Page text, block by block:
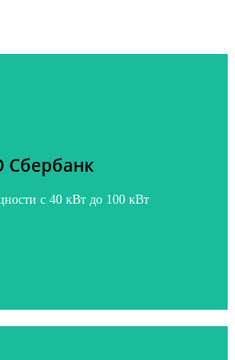
Сбербанк
с 40 кВт до 100 кВт
с 40 кВТ до 100 кВТ